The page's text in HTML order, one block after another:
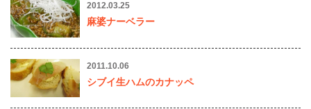
2012.03.25
麻婆ナーベラー
2011.10.06
シブイ生ハムのカナッペ